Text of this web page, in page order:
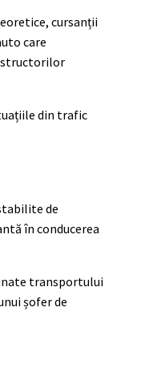
cursanții
care
din trafic
de
în conducerea
transportului
șofer de